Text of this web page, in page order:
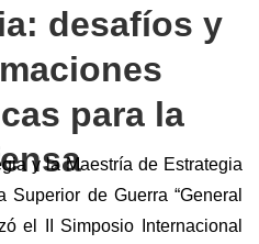
desafíos y
para la
y la Maestría de Estrategia
de Guerra “General
el II Simposio Internacional